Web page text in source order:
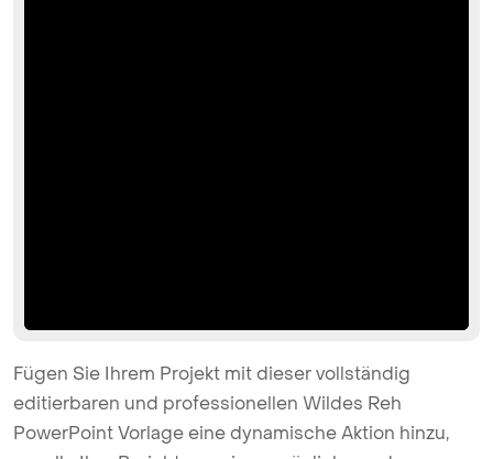
Fügen Sie Ihrem Projekt mit dieser vollständig
editierbaren und professionellen Wildes Reh
PowerPoint Vorlage eine dynamische Aktion hinzu,